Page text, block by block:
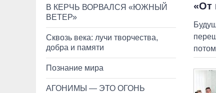
В КЕРЧЬ ВОРВАЛСЯ «ЮЖНЫЙ
ВЕТЕР»
Сквозь века: лучи творчества,
добра и памяти
Познание мира
АГОНИМЫ — ЭТО ОГОНЬ
«От